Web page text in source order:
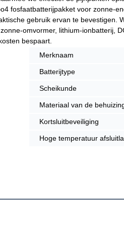
fosfaatbatterijpakket voor zonne-
gebruik ervan te bevestigen.
omvormer, lithium-ionbatterij,
bespaart.
Merknaam
Batterijtype
Scheikunde
Materiaal van de
Kortsluitbeveiliging
Hoge temperatuur